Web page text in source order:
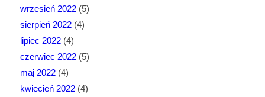
wrzesień 2022(5)
sierpień 2022(4)
lipiec 2022(4)
czerwiec 2022(5)
maj 2022(4)
kwiecień 2022(4)